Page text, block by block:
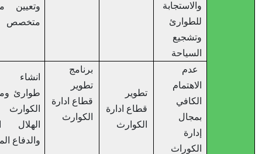
والاستجابة
للطوارئ
وتشجيع
وتعيين موظف
متخصص
الكوراث
تطوير
قطاع ادارة
الكوارث
قطاع ادارة
الكوارث
انشاء مركز
طوارئ ومواجهة
الكوارث يضم
الهلال الأحمر
والدفاع المدني